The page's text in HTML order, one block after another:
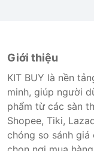
Giới thiệu
KIT BUY là nền
minh, giúp người
phẩm từ các sàn
Shopee, Tiki,
chóng so sánh